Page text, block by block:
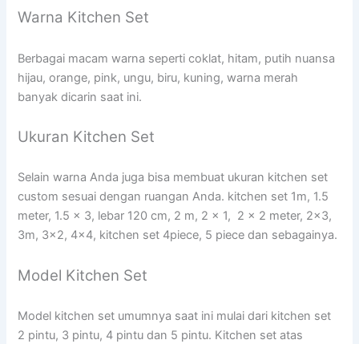
Warna Kitchen Set
Berbagai macam warna seperti coklat, hitam, putih nuansa
hijau, orange, pink, ungu, biru, kuning, warna merah
banyak dicarin saat ini.
Ukuran Kitchen Set
Selain warna Anda juga bisa membuat ukuran kitchen set
custom sesuai dengan ruangan Anda. kitchen set 1m, 1.5
meter, 1.5 x 3, lebar 120 cm, 2 m, 2 x 1, 2 x 2 meter, 2×3,
3m, 3×2, 4×4, kitchen set 4piece, 5 piece dan sebagainya.
Model Kitchen Set
Model kitchen set umumnya saat ini mulai dari kitchen set
2 pintu, 3 pintu, 4 pintu dan 5 pintu. Kitchen set atas